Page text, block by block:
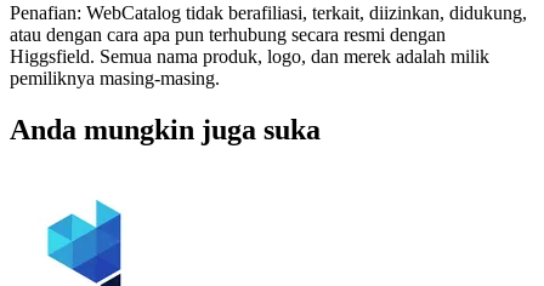
Penafian: WebCatalog tidak berafiliasi, terkait, diizinkan, didukung,
atau dengan cara apa pun terhubung secara resmi dengan
Higgsfield. Semua nama produk, logo, dan merek adalah milik
pemiliknya masing-masing.
Anda mungkin juga suka